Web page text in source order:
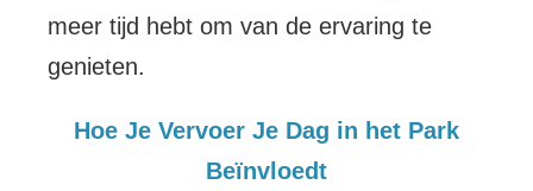
meer tijd hebt om van de ervaring te
genieten.
Hoe Je Vervoer Je Dag in het Park
Beïnvloedt